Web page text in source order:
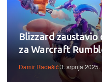
Blizzard zaustavio
za Warcraft
Damir Radešić3. srpnja 2025.